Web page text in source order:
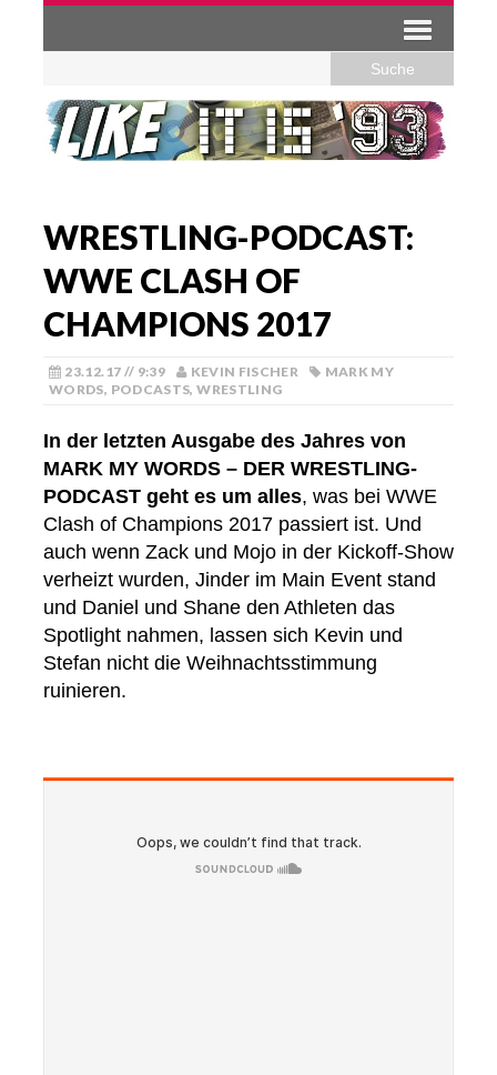
WRESTLING-PODCAST:
WWE CLASH OF
CHAMPIONS 2017
23.12.17 // 9:39 KEVIN FISCHER
MARK MY
WORDS, PODCASTS,WRESTLING
In der letzten Ausgabe des Jahres von
MARK MY WORDS – DER WRESTLING-
PODCAST geht es um alles, was bei WWE
Clash of Champions 2017 passiert ist. Und
auch wenn Zack und Mojo in der Kickoff-Show
verheizt wurden, Jinder im Main Event stand
und Daniel und Shane den Athleten das
Spotlight nahmen, lassen sich Kevin und
Stefan nicht die Weihnachtsstimmung
ruinieren.